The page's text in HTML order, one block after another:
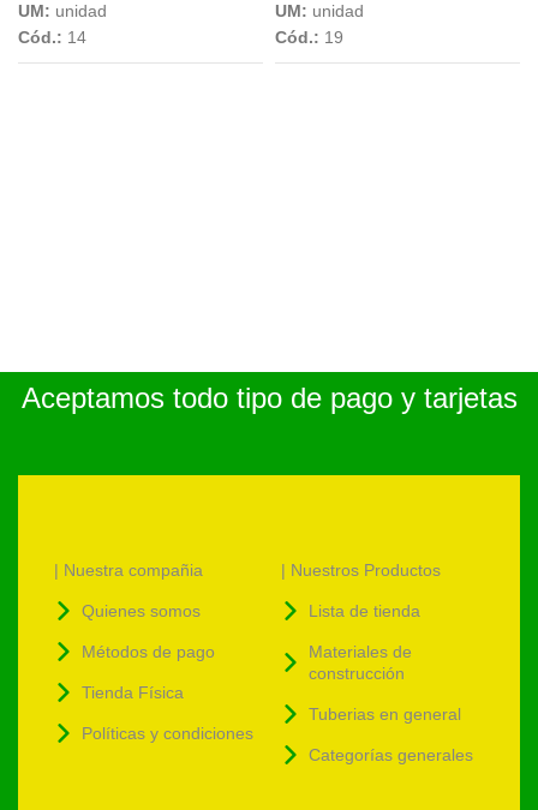
UM: unidad
Cód.: 14
UM: unidad
Cód.: 19
Aceptamos todo tipo de pago y tarjetas
| Nuestra compañia
Quienes somos
Métodos de pago
Tienda Física
Políticas y condiciones
| Nuestros Productos
Lista de tienda
Materiales de
construcción
Tuberias en general
Categorías generales